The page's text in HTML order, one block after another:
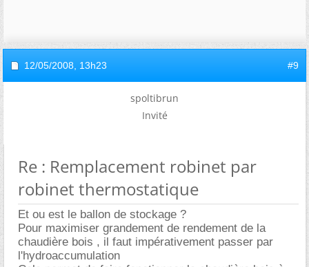
12/05/2008, 13h23 #9
spoltibrun
Invité
Re : Remplacement robinet par
robinet thermostatique
Et ou est le ballon de stockage ?
Pour maximiser grandement de rendement de la
chaudière bois , il faut impérativement passer par
l'hydroaccumulation